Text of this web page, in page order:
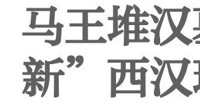
马王堆
新”西汉